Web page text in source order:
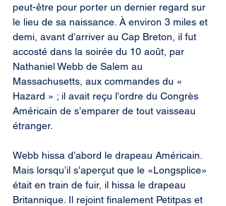
peut-être pour porter un dernier regard sur
le lieu de sa naissance. À environ 3 miles et
demi, avant d’arriver au Cap Breton, il fut
accosté dans la soirée du 10 août, par
Nathaniel Webb de Salem au
Massachusetts, aux commandes du «
Hazard » ; il avait reçu l’ordre du Congrès
Américain de s’emparer de tout vaisseau
étranger.
Webb hissa d’abord le drapeau Américain.
Mais lorsqu’il s’aperçut que le «Longsplice»
était en train de fuir, il hissa le drapeau
Britannique. Il rejoint finalement Petitpas et